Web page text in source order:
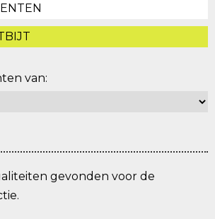
van:
gevonden voor de